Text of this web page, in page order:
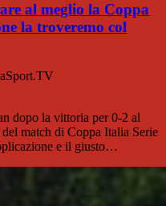
al meglio la Coppa
la troveremo col
dopo la vittoria per 0-2 al
match di Coppa Italia Serie
e il giusto…